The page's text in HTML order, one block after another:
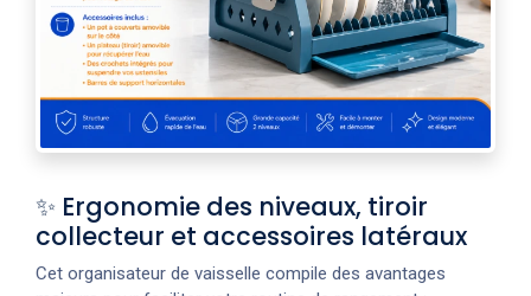
✨ Ergonomie des niveaux, tiroir
collecteur et accessoires latéraux
Cet organisateur de vaisselle compile des avantages